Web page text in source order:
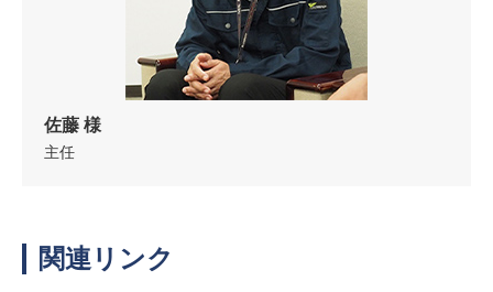
佐藤 様
主任
関連リンク